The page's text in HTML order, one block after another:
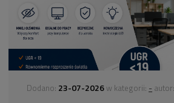
Dodano: 23-07-2026 w kategorii: - autor: